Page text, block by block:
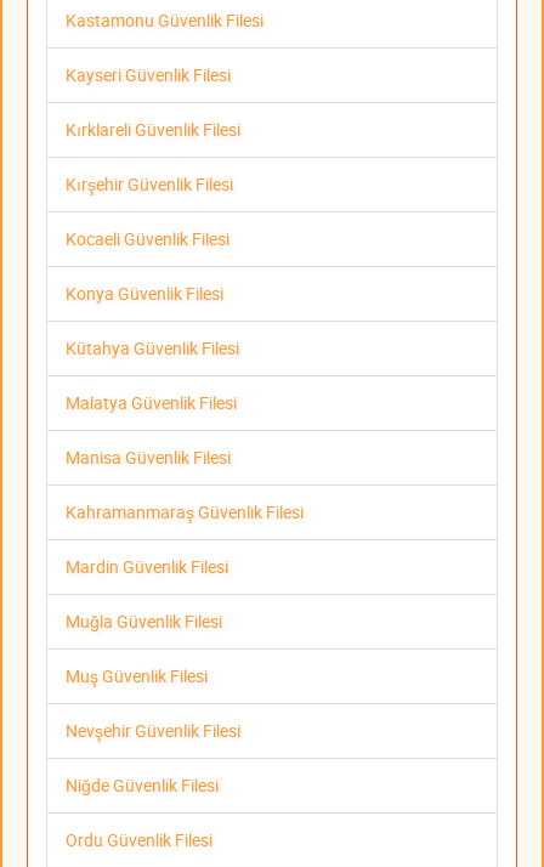
Kastamonu Güvenlik Filesi
Kayseri Güvenlik Filesi
Kırklareli Güvenlik Filesi
Kırşehir Güvenlik Filesi
Kocaeli Güvenlik Filesi
Konya Güvenlik Filesi
Kütahya Güvenlik Filesi
Malatya Güvenlik Filesi
Manisa Güvenlik Filesi
Kahramanmaraş Güvenlik Filesi
Mardin Güvenlik Filesi
Muğla Güvenlik Filesi
Muş Güvenlik Filesi
Nevşehir Güvenlik Filesi
Niğde Güvenlik Filesi
Ordu Güvenlik Filesi